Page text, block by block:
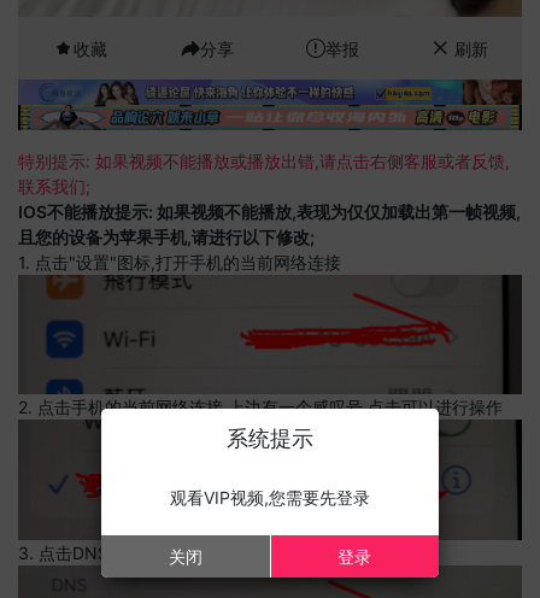
收藏 分享 举报 刷新
特别提示: 如果视频不能播放或播放出错,请点击右侧客服或者反馈,
联系我们;
IOS不能播放提示: 如果视频不能播放,表现为仅仅加载出第一帧视频,
且您的设备为苹果手机,请进行以下修改;
1. 点击"设置"图标,打开手机的当前网络连接
2. 点击手机的当前网络连接,上边有一个感叹号,点击可以进行操作
3. 点击DNS设置
系统提示
观看VIP视频,您需要先登录
关闭 登录